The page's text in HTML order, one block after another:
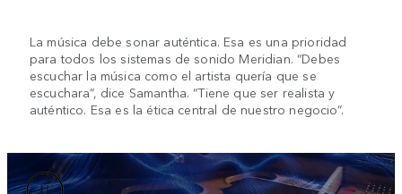
La música debe sonar auténtica. Esa es una prioridad
para todos los sistemas de sonido Meridian. “Debes
escuchar la música como el artista quería que se
escuchara”, dice Samantha. “Tiene que ser realista y
auténtico. Esa es la ética central de nuestro negocio”.